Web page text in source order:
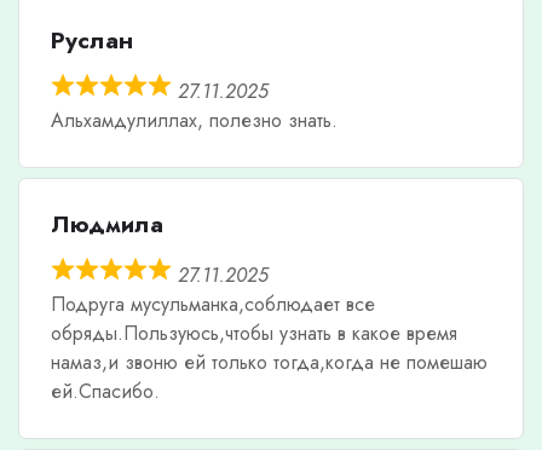
Руслан
27.11.2025
Альхамдулиллах, полезно знать.
Людмила
27.11.2025
Подруга мусульманка,соблюдает все
обряды.Пользуюсь,чтобы узнать в какое время
намаз,и звоню ей только тогда,когда не помешаю
ей.Спасибо.